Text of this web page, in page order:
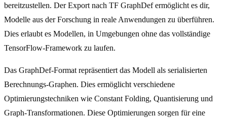
bereitzustellen. Der Export nach TF GraphDef ermöglicht es dir,
Modelle aus der Forschung in reale Anwendungen zu überführen.
Dies erlaubt es Modellen, in Umgebungen ohne das vollständige
TensorFlow-Framework zu laufen.
Das GraphDef-Format repräsentiert das Modell als serialisierten
Berechnungs-Graphen. Dies ermöglicht verschiedene
Optimierungstechniken wie Constant Folding, Quantisierung und
Graph-Transformationen. Diese Optimierungen sorgen für eine